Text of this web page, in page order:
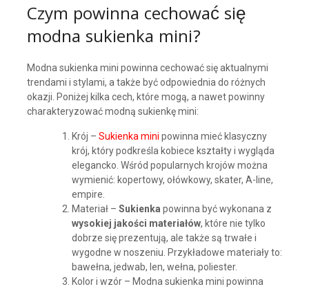
Czym powinna cechować się
modna sukienka mini?
Modna sukienka mini powinna cechować się aktualnymi
trendami i stylami, a także być odpowiednia do różnych
okazji. Poniżej kilka cech, które mogą, a nawet powinny
charakteryzować modną sukienkę mini:
Krój – Sukienka mini powinna mieć klasyczny
krój, który podkreśla kobiece kształty i wygląda
elegancko. Wśród popularnych krojów można
wymienić: kopertowy, ołówkowy, skater, A-line,
empire.
Materiał – Sukienka powinna być wykonana z
wysokiej jakości materiałów, które nie tylko
dobrze się prezentują, ale także są trwałe i
wygodne w noszeniu. Przykładowe materiały to:
bawełna, jedwab, len, wełna, poliester.
Kolor i wzór – Modna sukienka mini powinna